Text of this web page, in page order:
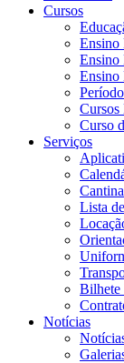
Cursos
Ensino
Ensino
Ensino
Cursos
Curso
Serviços
Cantina
Lista
Bilhete
Notícias